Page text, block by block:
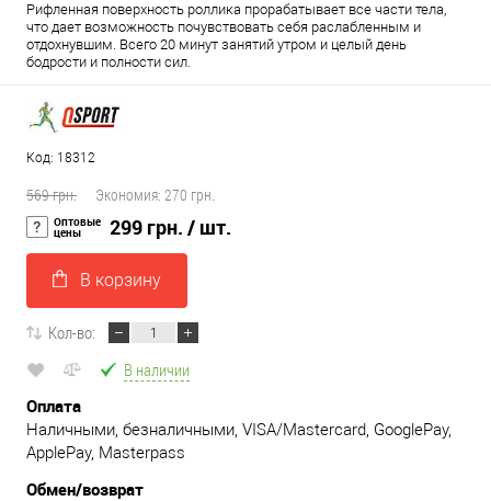
Рифленная поверхность роллика прорабатывает все части тела,
что дает возможность почувствовать себя раслабленным и
отдохнувшим. Всего 20 минут занятий утром и целый день
бодрости и полности сил.
Код: 18312
569 грн. Экономия: 270 грн.
Оптовые
цены 299 грн. / шт.
В корзину
Кол-во:
В наличии
Оплата
Наличными, безналичными, VISA/Mastercard, GooglePay,
ApplePay, Masterpass
Обмен/возврат